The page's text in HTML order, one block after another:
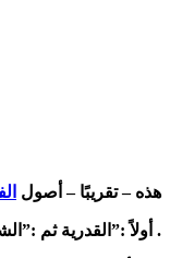
هذه – تقريبًا – أصول
أولاً :” القدرية ثم :” .